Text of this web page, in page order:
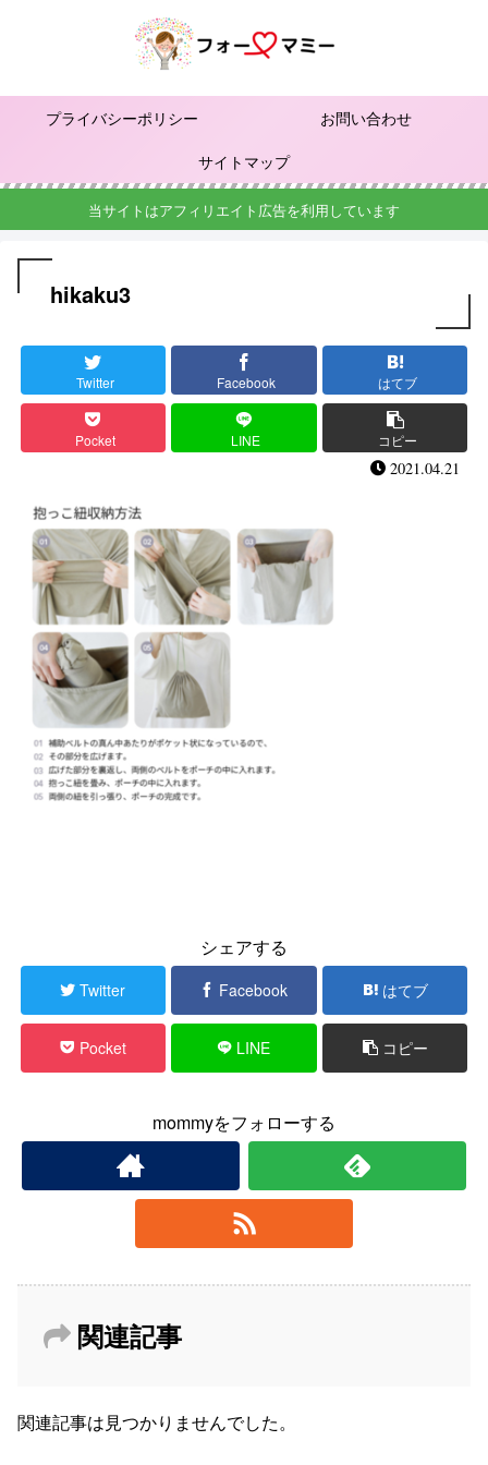
プライバシーポリシー
お問い合わせ
サイトマップ
当サイトはアフィリエイト広告を利用しています
hikaku3
Twitter Facebook はてブ
Pocket LINE コピー
2021.04.21
シェアする
Twitter Facebook はてブ
Pocket LINE コピー
mommyをフォローする
関連記事
関連記事は見つかりませんでした。